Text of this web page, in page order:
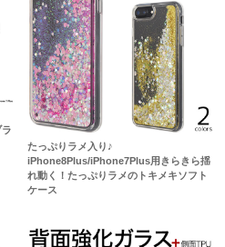
たっぷりラメ入り♪
iPhone8Plus/iPhone7Plus用きらきら揺
れ動く！たっぷりラメのトキメキソフト
ケース